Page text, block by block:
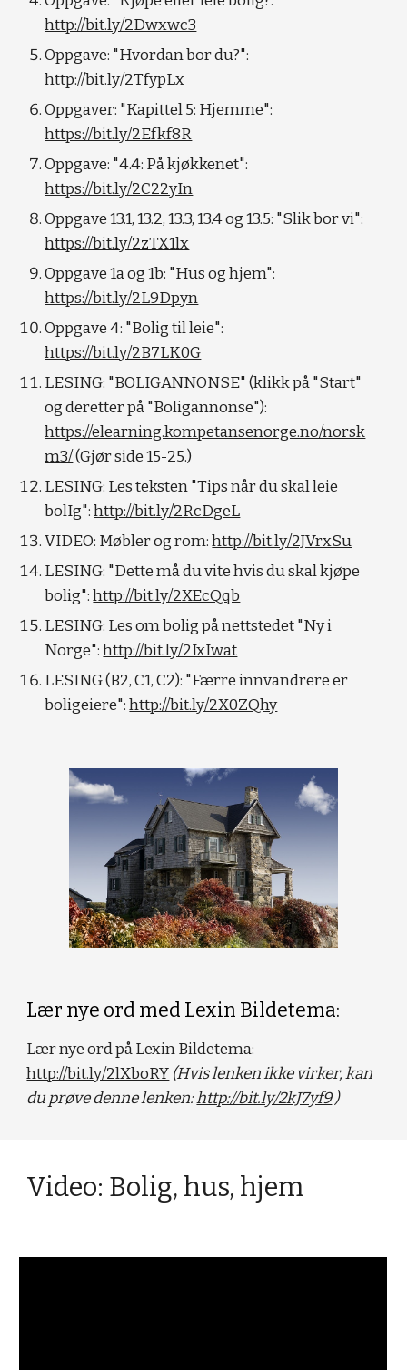
http://bit.ly/2Dwxwc3
http://bit.ly/2TfypLx
https://bit.ly/2Efkf8R
https://bit.ly/2C22yIn
https://bit.ly/2zTX1lx
https://bit.ly/2L9Dpyn
https://bit.ly/2B7LK0G
LESING: "BOLIGANNONSE" (klikk på "Start"
https://elearning.kompetansenorge.no/norsk
m3/ (Gjør side 15-25.)
LESING: Les teksten "Tips når du skal leie
bolIg": http://bit.ly/2RcDgeL
VIDEO: Møbler og rom: http://bit.ly/2JVrxSu
LESING: "Dette må du vite hvis du skal kjøpe
bolig": http://bit.ly/2XEcQqb
LESING: Les om bolig på nettstedet "Ny i
Norge": http://bit.ly/2IxIwat
LESING (B2, C1, C2): "Færre innvandrere er
boligeiere": http://bit.ly/2X0ZQhy
Lær nye ord med Lexin Bildetema:
http://bit.ly/2lXboRY (Hvis lenken ikke virker, kan
du prøve denne lenken: http://bit.ly/2kJ7yf9 )
Video: Bolig, hus, hjem